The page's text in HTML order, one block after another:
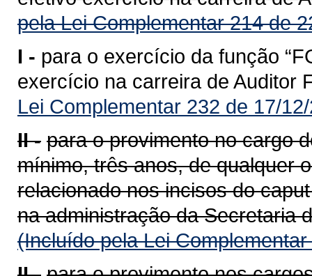
pela Lei Complementar 214 de
I - para o exercício da função
exercício na carreira de Auditor
Lei Complementar 232 de 17/
II - para o provimento no cargo
mínimo, três anos, de qualquer
relacionado nos incisos do
na administração da Secretaria
(Incluído pela Lei